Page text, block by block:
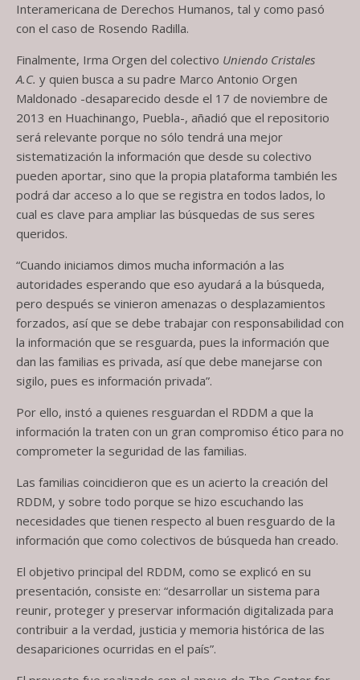
Interamericana de Derechos Humanos, tal y como pasó
con el caso de Rosendo Radilla.
Finalmente, Irma Orgen del colectivo Uniendo Cristales
A.C. y quien busca a su padre Marco Antonio Orgen
Maldonado -desaparecido desde el 17 de noviembre de
2013 en Huachinango, Puebla-, añadió que el repositorio
será relevante porque no sólo tendrá una mejor
sistematización la información que desde su colectivo
pueden aportar, sino que la propia plataforma también les
podrá dar acceso a lo que se registra en todos lados, lo
cual es clave para ampliar las búsquedas de sus seres
queridos.
“Cuando iniciamos dimos mucha información a las
autoridades esperando que eso ayudará a la búsqueda,
pero después se vinieron amenazas o desplazamientos
forzados, así que se debe trabajar con responsabilidad con
la información que se resguarda, pues la información que
dan las familias es privada, así que debe manejarse con
sigilo, pues es información privada”.
Por ello, instó a quienes resguardan el RDDM a que la
información la traten con un gran compromiso ético para no
comprometer la seguridad de las familias.
Las familias coincidieron que es un acierto la creación del
RDDM, y sobre todo porque se hizo escuchando las
necesidades que tienen respecto al buen resguardo de la
información que como colectivos de búsqueda han creado.
El objetivo principal del RDDM, como se explicó en su
presentación, consiste en: “desarrollar un sistema para
reunir, proteger y preservar información digitalizada para
contribuir a la verdad, justicia y memoria histórica de las
desapariciones ocurridas en el país”.